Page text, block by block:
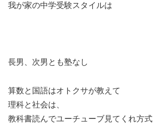
我が家の中学受験スタイルは
長男、次男とも塾なし
算数と国語はオトクサが教えて
理科と社会は、
教科書読んでユーチューブ見てくれ方式